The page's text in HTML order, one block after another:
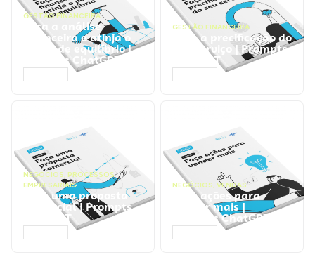
GESTÃO FINANCEIRA
Faça a análise
financeira e atinja o
ponto de equilíbrio |
Prompts ChatGPT
GESTÃO FINANCEIRA
Faça a precificação do
seu serviço | Prompts
ChatGPT
NEGÓCIOS, PROCESSOS
EMPRESARIAIS
Faça uma proposta
comercial | Prompts
ChatGPT
NEGÓCIOS, VENDAS
Faça ações para
vender mais |
Prompts ChatGPT